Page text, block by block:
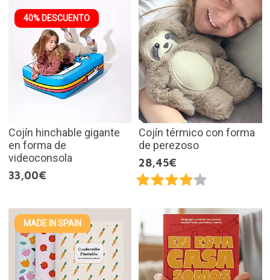
40% DESCUENTO
Cojín hinchable gigante
en forma de
videoconsola
33,00€
Cojín térmico con forma
de perezoso
28,45€
MADE IN SPAIN